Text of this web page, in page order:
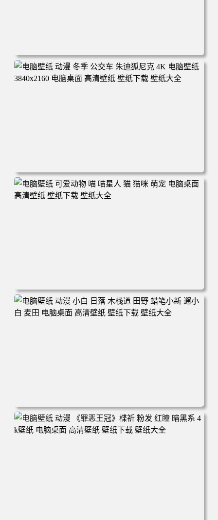
电脑壁纸 完美世界 荒天帝石昊 4K高清动漫壁纸 电脑桌面
高清壁纸 壁纸下载 壁纸大全
电脑壁纸 动漫 冬季 公交车 朱迪狐尼克 4K 电脑壁纸 3840x2
160 电脑桌面 高清壁纸 壁纸下载 壁纸大全
电脑壁纸 可爱动物 喵 喵星人 猫 猫咪 萌宠 电脑桌面 高清壁
纸 壁纸下载 壁纸大全
电脑壁纸 动漫 小白 日落 木栈道 田野 蜡笔小新 遛小白 麦田
电脑桌面 高清壁纸 壁纸下载 壁纸大全